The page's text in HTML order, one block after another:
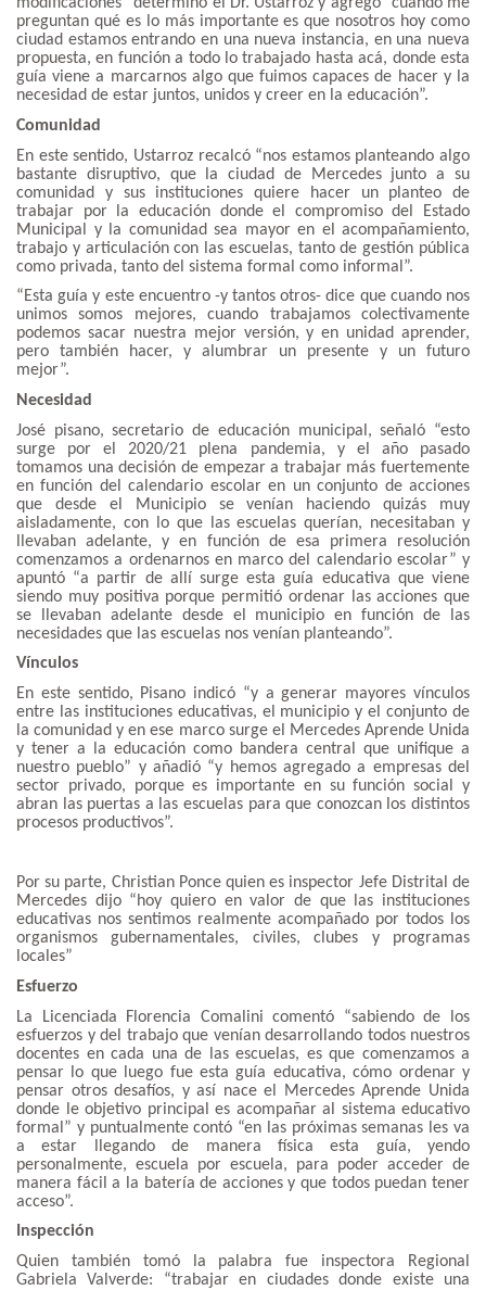
modificaciones” determinó el Dr. Ustarroz y agregó “cuando me
preguntan qué es lo más importante es que nosotros hoy como
ciudad estamos entrando en una nueva instancia, en una nueva
propuesta, en función a todo lo trabajado hasta acá, donde esta
guía viene a marcarnos algo que fuimos capaces de hacer y la
necesidad de estar juntos, unidos y creer en la educación”.
Comunidad
En este sentido, Ustarroz recalcó “nos estamos planteando algo
bastante disruptivo, que la ciudad de Mercedes junto a su
comunidad y sus instituciones quiere hacer un planteo de
trabajar por la educación donde el compromiso del Estado
Municipal y la comunidad sea mayor en el acompañamiento,
trabajo y articulación con las escuelas, tanto de gestión pública
como privada, tanto del sistema formal como informal”.
“Esta guía y este encuentro -y tantos otros- dice que cuando nos
unimos somos mejores, cuando trabajamos colectivamente
podemos sacar nuestra mejor versión, y en unidad aprender,
pero también hacer, y alumbrar un presente y un futuro
mejor”.
Necesidad
José pisano, secretario de educación municipal, señaló “esto
surge por el 2020/21 plena pandemia, y el año pasado
tomamos una decisión de empezar a trabajar más fuertemente
en función del calendario escolar en un conjunto de acciones
que desde el Municipio se venían haciendo quizás muy
aisladamente, con lo que las escuelas querían, necesitaban y
llevaban adelante, y en función de esa primera resolución
comenzamos a ordenarnos en marco del calendario escolar” y
apuntó “a partir de allí surge esta guía educativa que viene
siendo muy positiva porque permitió ordenar las acciones que
se llevaban adelante desde el municipio en función de las
necesidades que las escuelas nos venían planteando”.
Vínculos
En este sentido, Pisano indicó “y a generar mayores vínculos
entre las instituciones educativas, el municipio y el conjunto de
la comunidad y en ese marco surge el Mercedes Aprende Unida
y tener a la educación como bandera central que unifique a
nuestro pueblo” y añadió “y hemos agregado a empresas del
sector privado, porque es importante en su función social y
abran las puertas a las escuelas para que conozcan los distintos
procesos productivos”.
Por su parte, Christian Ponce quien es inspector Jefe Distrital de
Mercedes dijo “hoy quiero en valor de que las instituciones
educativas nos sentimos realmente acompañado por todos los
organismos gubernamentales, civiles, clubes y programas
locales”
Esfuerzo
La Licenciada Florencia Comalini comentó “sabiendo de los
esfuerzos y del trabajo que venían desarrollando todos nuestros
docentes en cada una de las escuelas, es que comenzamos a
pensar lo que luego fue esta guía educativa, cómo ordenar y
pensar otros desafíos, y así nace el Mercedes Aprende Unida
donde le objetivo principal es acompañar al sistema educativo
formal” y puntualmente contó “en las próximas semanas les va
a estar llegando de manera física esta guía, yendo
personalmente, escuela por escuela, para poder acceder de
manera fácil a la batería de acciones y que todos puedan tener
acceso”.
Inspección
Quien también tomó la palabra fue inspectora Regional
Gabriela Valverde: “trabajar en ciudades donde existe una